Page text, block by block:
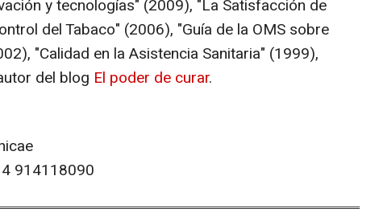
y tecnologías" (2009), "La Satisfacción de
del Tabaco" (2006), "Guía de la OMS sobre
"Calidad en la Asistencia Sanitaria" (1999),
del blog El poder de curar.
914118090